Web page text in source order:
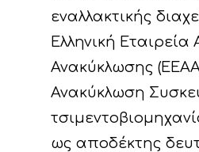
εναλλακτικής
Ελληνική Εταιρεία
Ανακύκλωσης
Ανακύκλωση
ως αποδέκτης